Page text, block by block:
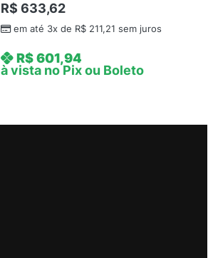
R$ 633,62
em até 3x de R$211,21 sem juros
R$601,94
à vista no Pix ou Boleto